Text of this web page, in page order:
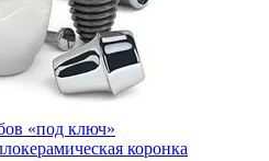
«под ключ»
коронка